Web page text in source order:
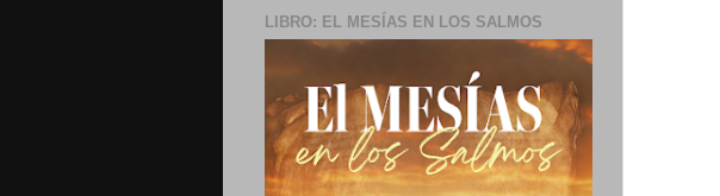
LIBRO: EL MESÍAS EN LOS SALMOS